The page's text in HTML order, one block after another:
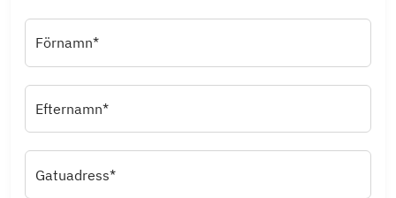
Förnamn*
Efternamn*
Gatuadress*